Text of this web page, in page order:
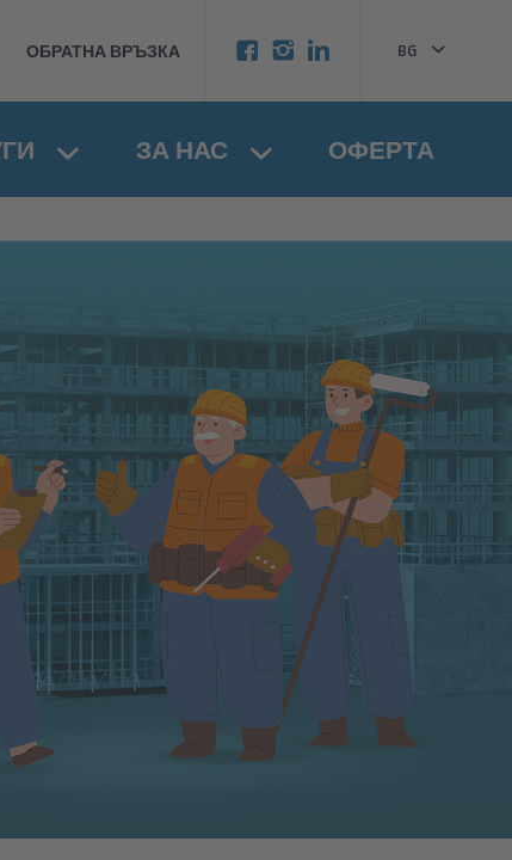
ОБРАТНА ВРЪЗКА
BG
ЗА НАС ОФЕРТА